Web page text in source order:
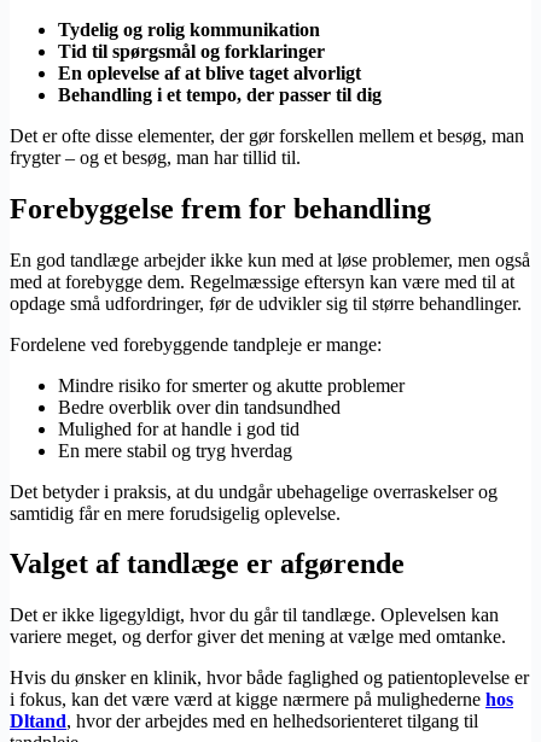
Tydelig og rolig kommunikation
Tid til spørgsmål og forklaringer
En oplevelse af at blive taget alvorligt
Behandling i et tempo, der passer til dig
Det er ofte disse elementer, der gør forskellen mellem et besøg, man
frygter – og et besøg, man har tillid til.
Forebyggelse frem for behandling
En god tandlæge arbejder ikke kun med at løse problemer, men også
med at forebygge dem. Regelmæssige eftersyn kan være med til at
opdage små udfordringer, før de udvikler sig til større behandlinger.
Fordelene ved forebyggende tandpleje er mange:
Mindre risiko for smerter og akutte problemer
Bedre overblik over din tandsundhed
Mulighed for at handle i god tid
En mere stabil og tryg hverdag
Det betyder i praksis, at du undgår ubehagelige overraskelser og
samtidig får en mere forudsigelig oplevelse.
Valget af tandlæge er afgørende
Det er ikke ligegyldigt, hvor du går til tandlæge. Oplevelsen kan
variere meget, og derfor giver det mening at vælge med omtanke.
Hvis du ønsker en klinik, hvor både faglighed og patientoplevelse er
i fokus, kan det være værd at kigge nærmere på mulighederne hos
Dltand, hvor der arbejdes med en helhedsorienteret tilgang til